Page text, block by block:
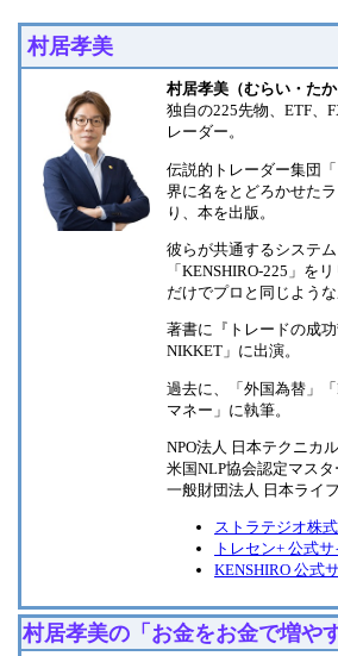
村居孝美
村居孝美（むらい・たか
独自の225先物、ETF、
レーダー。
伝説的トレーダー集団
界に名をとどろかせた
り、本を出版。
彼らが共通するシステ
「KENSHIRO-225」を
だけでプロと同じよう
著書に『トレードの成
NIKKET」に出演。
過去に、「外国為替」
マネー」に執筆。
NPO法人 日本テクニカ
米国NLP協会認定マス
一般財団法人 日本ライ
ストラテジオ株
トレセン+ 公式サ
KENSHIRO 公式
村居孝美の「お金をお金で増や